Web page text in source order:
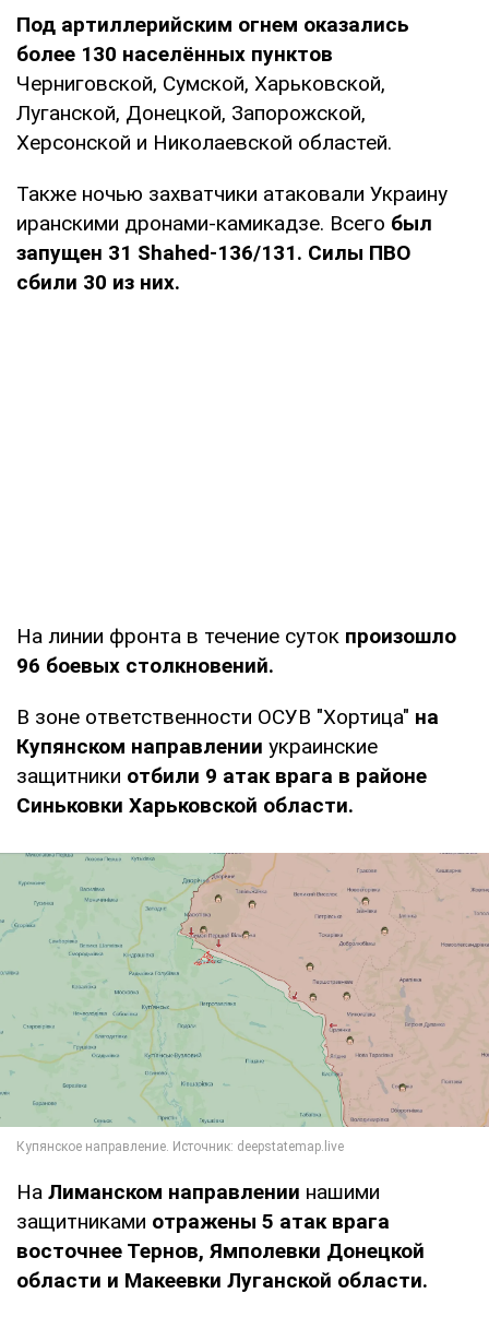
Под артиллерийским огнем оказались
более 130 населённых пунктов
Черниговской, Сумской, Харьковской,
Луганской, Донецкой, Запорожской,
Херсонской и Николаевской областей.
Также ночью захватчики атаковали Украину
иранскими дронами-камикадзе. Всего был
запущен 31 Shahed-136/131. Силы ПВО
сбили 30 из них.
На линии фронта в течение суток произошло
96 боевых столкновений.
В зоне ответственности ОСУВ "Хортица" на
Купянском направлении украинские
защитники отбили 9 атак врага в районе
Синьковки Харьковской области.
На Лиманском направлении нашими
защитниками отражены 5 атак врага
восточнее Тернов, Ямполевки Донецкой
области и Макеевки Луганской области.